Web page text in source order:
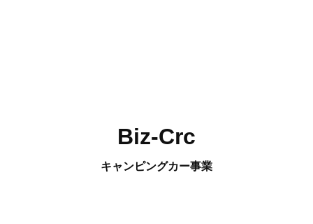
Biz-Crc
キャンピングカー事業